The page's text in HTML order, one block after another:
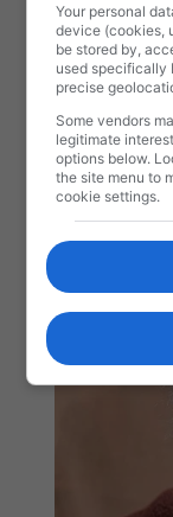
Your personal
device (cookies,
be stored by,
used specifically
precise
Some vendors
legitimate
options below.
the site menu to
cookie settings.